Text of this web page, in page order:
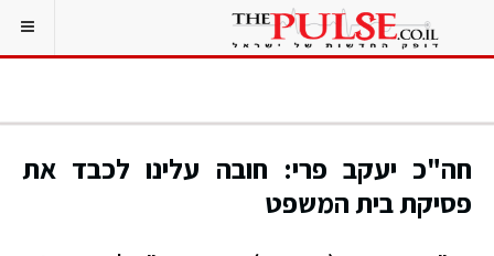
חה"כ יעקב פרי: חובה עלינו לכבד את
פסיקת בית המשפט